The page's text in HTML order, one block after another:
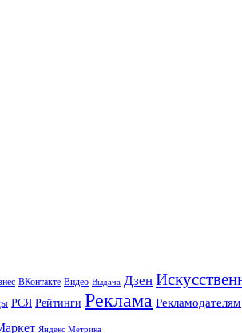
ВКонтакте Видео Выдача Дзен
РСЯ Рейтинги Реклама Рекламодателям
Яндекс Метрика